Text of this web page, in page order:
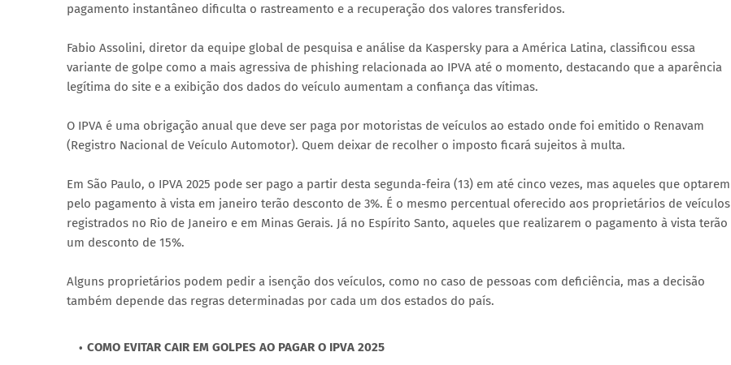
pagamento instantâneo dificulta o rastreamento e a recuperação dos valores transferidos.
Fabio Assolini, diretor da equipe global de pesquisa e análise da Kaspersky para a América Latina, classificou essa
variante de golpe como a mais agressiva de phishing relacionada ao IPVA até o momento, destacando que a aparência
legítima do site e a exibição dos dados do veículo aumentam a confiança das vítimas.
O IPVA é uma obrigação anual que deve ser paga por motoristas de veículos ao estado onde foi emitido o Renavam
(Registro Nacional de Veículo Automotor). Quem deixar de recolher o imposto ficará sujeitos à multa.
Em São Paulo, o IPVA 2025 pode ser pago a partir desta segunda-feira (13) em até cinco vezes, mas aqueles que optarem
pelo pagamento à vista em janeiro terão desconto de 3%. É o mesmo percentual oferecido aos proprietários de veículos
registrados no Rio de Janeiro e em Minas Gerais. Já no Espírito Santo, aqueles que realizarem o pagamento à vista terão
um desconto de 15%.
Alguns proprietários podem pedir a isenção dos veículos, como no caso de pessoas com deficiência, mas a decisão
também depende das regras determinadas por cada um dos estados do país.
COMO EVITAR CAIR EM GOLPES AO PAGAR O IPVA 2025